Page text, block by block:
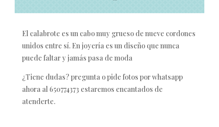
El calabrote es un cabo muy grueso de nueve cordones
unidos entre sí. En joyería es un diseño que nunca
puede faltar y jamás pasa de moda
¿Tiene dudas? pregunta o pide fotos por whatsapp
ahora al 650774373 estaremos encantados de
atenderte.